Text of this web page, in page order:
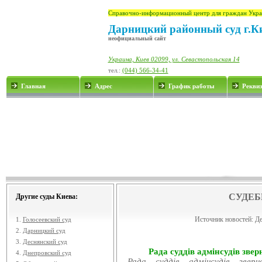
Справочно-информационный центр для граждан
Дарницкий районный суд
неофициальный сайт
Украина, Киев 02099, ул. Севастопольская 14
тел.: (044) 566-34-41
Главная Адрес График работы
Другие суды Киева:
1. Голосеевский суд
2.
Дарницкий суд
3.
Деснянский суд
4. Днепровский суд
Источник новостей:
Рада суддів адмінсудів